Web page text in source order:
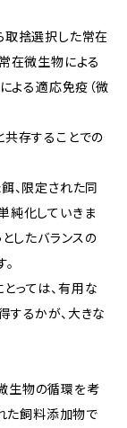
取捨選択した常在
在微生物による
よる適応免疫（微
存することでの
、限定された同
純化していきま
したバランスの
っては、有用な
するかが、大きな
生物の循環を考
た飼料添加物で